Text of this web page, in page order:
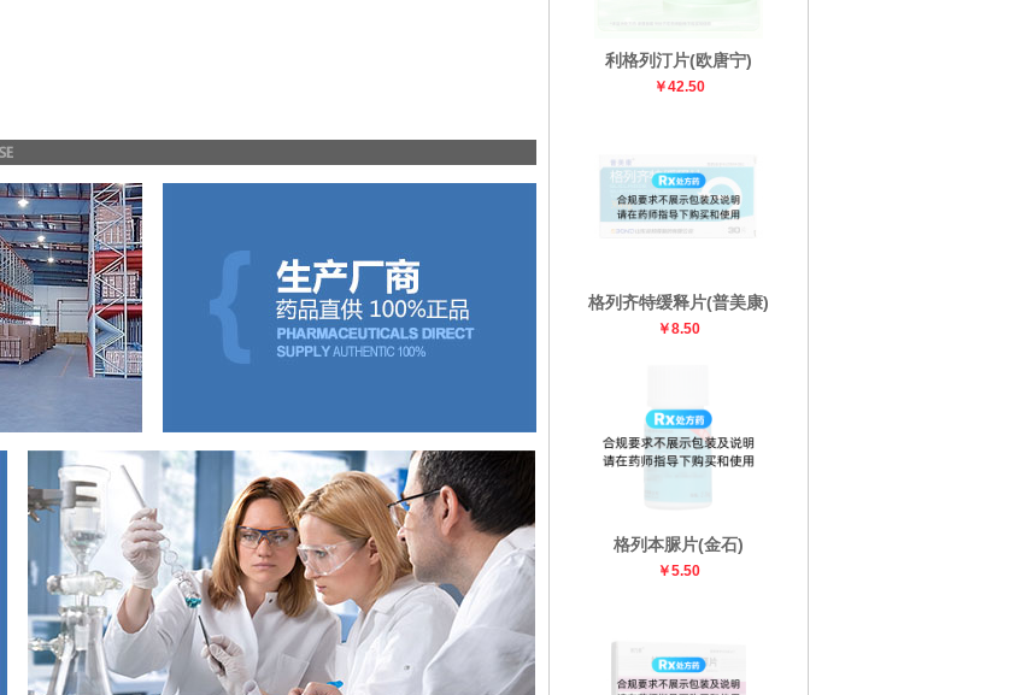
利格列汀片(欧唐宁)
￥42.50
格列齐特缓释片(普美康)
￥8.50
格列本脲片(金石)
￥5.50